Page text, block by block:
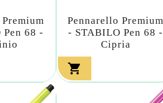
68 -
Pennarello Premium
- STABILO Pen 68 -
Cipria
